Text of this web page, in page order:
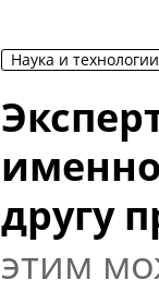
Наука и технологии
другу
этим